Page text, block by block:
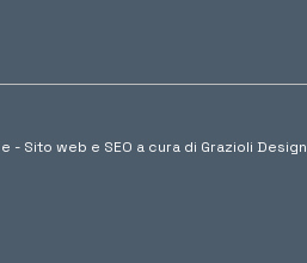
- Sito web e SEO a cura di Grazioli Design